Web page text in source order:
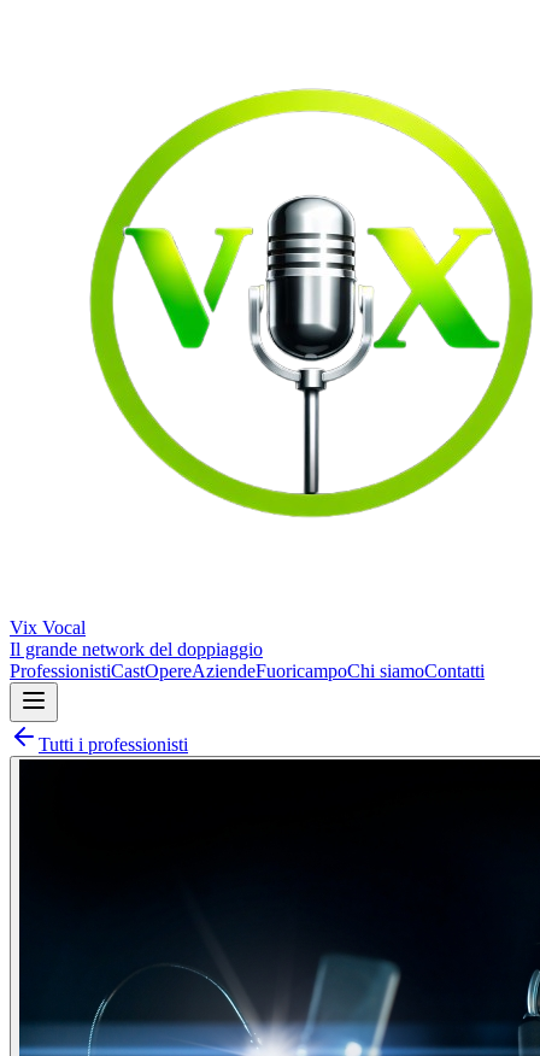
Vix Vocal
Il grande network del doppiaggio
ProfessionistiCastOpereAziendeFuoricampoChi siamoContatti
Tutti i professionisti